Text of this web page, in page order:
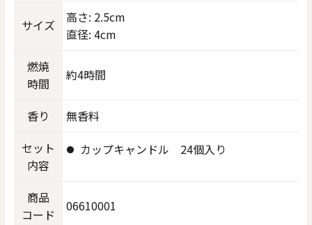
サイズ
高さ: 2.5cm
直径: 4cm
燃焼
時間
約4時間
香り
無香料
セット
内容
カップキャンドル 24個入り
商品
コード
06610001